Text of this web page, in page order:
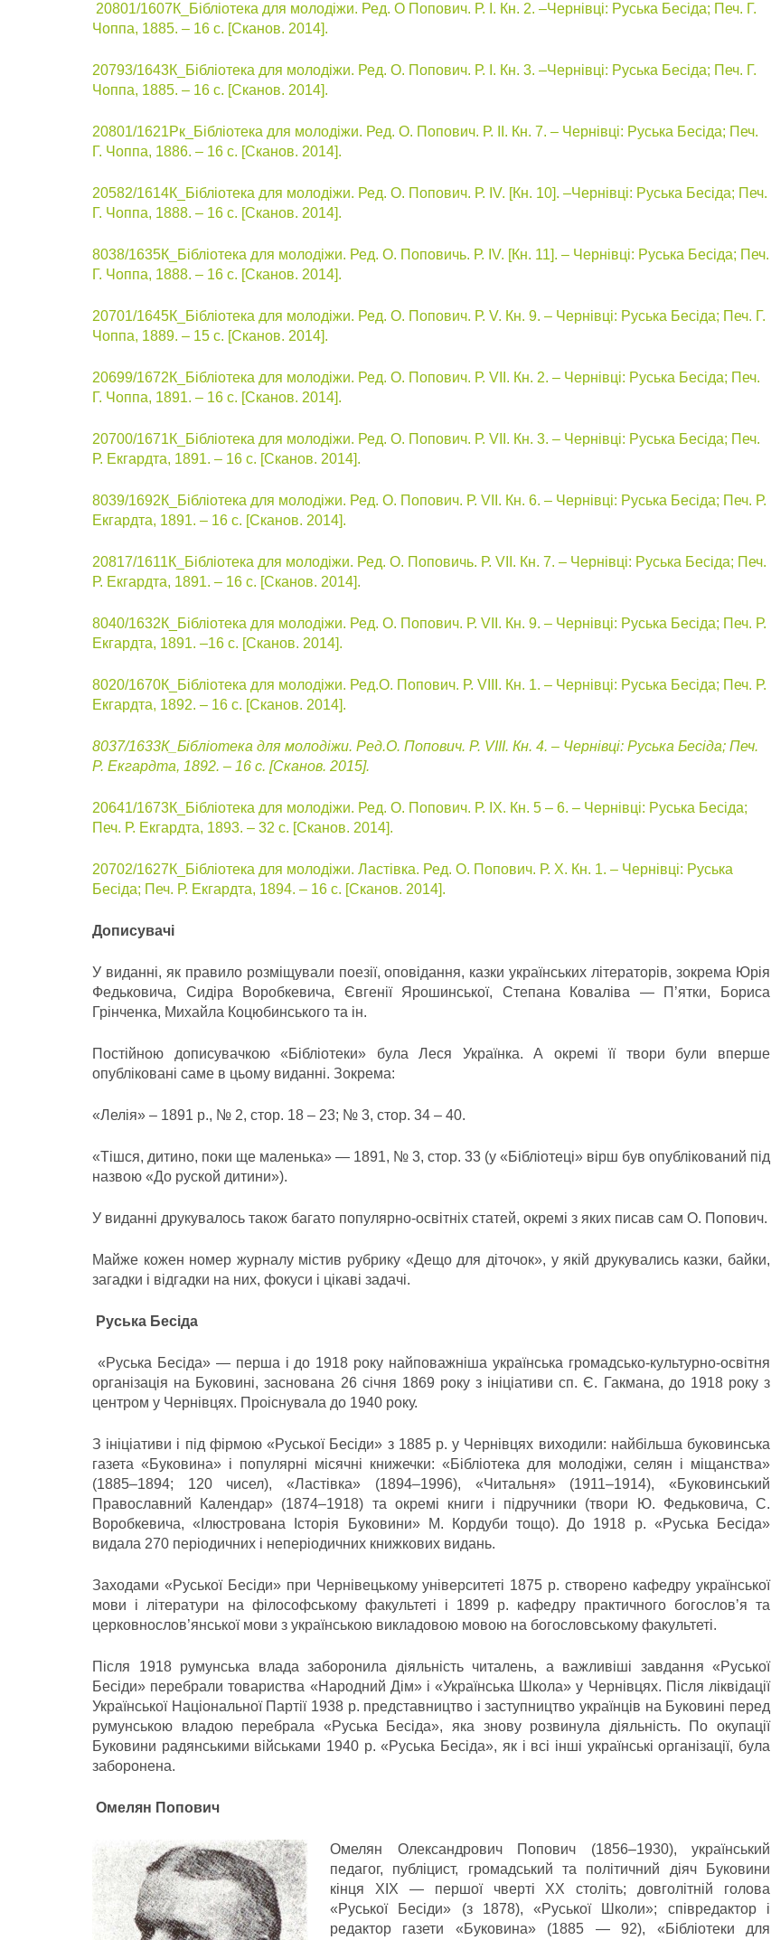
20801/1607К_Бібліотека для молодіжи. Ред. О Попович. Р. І. Кн. 2. –Чернівці: Руська Бесіда; Печ. Г.
Чоппа, 1885. – 16 с. [Сканов. 2014].
20793/1643К_Бібліотека для молодіжи. Ред. О. Попович. Р. І. Кн. 3. –Чернівці: Руська Бесіда; Печ. Г.
Чоппа, 1885. – 16 с. [Сканов. 2014].
20801/1621Рк_Бібліотека для молодіжи. Ред. О. Попович. Р. ІІ. Кн. 7. – Чернівці: Руська Бесіда; Печ.
Г. Чоппа, 1886. – 16 с. [Сканов. 2014].
20582/1614К_Бібліотека для молодіжи. Ред. О. Попович. Р. IV. [Кн. 10]. –Чернівці: Руська Бесіда; Печ.
Г. Чоппа, 1888. – 16 с. [Сканов. 2014].
8038/1635К_Бібліотека для молодіжи. Ред. О. Поповичь. Р. IV. [Кн. 11]. – Чернівці: Руська Бесіда; Печ.
Г. Чоппа, 1888. – 16 с. [Сканов. 2014].
20701/1645К_Бібліотека для молодіжи. Ред. О. Попович. Р. V. Кн. 9. – Чернівці: Руська Бесіда; Печ. Г.
Чоппа, 1889. – 15 с. [Сканов. 2014].
20699/1672К_Бібліотека для молодіжи. Ред. О. Попович. Р. VII. Кн. 2. – Чернівці: Руська Бесіда; Печ.
Г. Чоппа, 1891. – 16 с. [Сканов. 2014].
20700/1671К_Бібліотека для молодіжи. Ред. О. Попович. Р. VII. Кн. 3. – Чернівці: Руська Бесіда; Печ.
Р. Екгардта, 1891. – 16 с. [Сканов. 2014].
8039/1692К_Бібліотека для молодіжи. Ред. О. Попович. Р. VII. Кн. 6. – Чернівці: Руська Бесіда; Печ. Р.
Екгардта, 1891. – 16 с. [Сканов. 2014].
20817/1611К_Бібліотека для молодіжи. Ред. О. Поповичь. Р. VII. Кн. 7. – Чернівці: Руська Бесіда; Печ.
Р. Екгардта, 1891. – 16 с. [Сканов. 2014].
8040/1632К_Бібліотека для молодіжи. Ред. О. Попович. Р. VII. Кн. 9. – Чернівці: Руська Бесіда; Печ. Р.
Екгардта, 1891. –16 с. [Сканов. 2014].
8020/1670К_Бібліотека для молодіжи. Ред.О. Попович. Р. VIIІ. Кн. 1. – Чернівці: Руська Бесіда; Печ. Р.
Екгардта, 1892. – 16 с. [Сканов. 2014].
8037/1633К_Бібліотека для молодіжи. Ред.О. Попович. Р. VIIІ. Кн. 4. – Чернівці: Руська Бесіда; Печ.
Р. Екгардта, 1892. – 16 с. [Сканов. 2015].
20641/1673К_Бібліотека для молодіжи. Ред. О. Попович. Р. IX. Кн. 5 – 6. – Чернівці: Руська Бесіда;
Печ. Р. Екгардта, 1893. – 32 с. [Сканов. 2014].
20702/1627К_Бібліотека для молодіжи. Ластівка. Ред. О. Попович. Р. X. Кн. 1. – Чернівці: Руська
Бесіда; Печ. Р. Екгардта, 1894. – 16 с. [Сканов. 2014].
Дописувачі
У виданні, як правило розміщували поезії, оповідання, казки українських літераторів, зокрема Юрія
Федьковича, Сидіра Воробкевича, Євгенії Ярошинської, Степана Коваліва — П’ятки, Бориса
Грінченка, Михайла Коцюбинського та ін.
Постійною дописувачкою «Бібліотеки» була Леся Українка. А окремі її твори були вперше
опубліковані саме в цьому виданні. Зокрема:
«Лелія» – 1891 р., № 2, стор. 18 – 23; № 3, стор. 34 – 40.
«Тішся, дитино, поки ще маленька» — 1891, № 3, стор. 33 (у «Бібліотеці» вірш був опублікований під
назвою «До руской дитини»).
У виданні друкувалось також багато популярно-освітніх статей, окремі з яких писав сам О. Попович.
Майже кожен номер журналу містив рубрику «Дещо для діточок», у якій друкувались казки, байки,
загадки і відгадки на них, фокуси і цікаві задачі.
Руська Бесіда
«Руська Бесіда» — перша і до 1918 року найповажніша українська громадсько-культурно-освітня
організація на Буковині, заснована 26 січня 1869 року з ініціативи сп. Є. Гакмана, до 1918 року з
центром у Чернівцях. Проіснувала до 1940 року.
З ініціативи і під фірмою «Руської Бесіди» з 1885 р. у Чернівцях виходили: найбільша буковинська
газета «Буковина» і популярні місячні книжечки: «Бібліотека для молодіжи, селян і міщанства»
(1885–1894; 120 чисел), «Ластівка» (1894–1996), «Читальня» (1911–1914), «Буковинський
Православний Календар» (1874–1918) та окремі книги і підручники (твори Ю. Федьковича, С.
Воробкевича, «Ілюстрована Історія Буковини» М. Кордуби тощо). До 1918 р. «Руська Бесіда»
видала 270 періодичних і неперіодичних книжкових видань.
Заходами «Руської Бесіди» при Чернівецькому університеті 1875 р. створено кафедру української
мови і літератури на філософському факультеті і 1899 р. кафедру практичного богослов’я та
церковнослов’янської мови з українською викладовою мовою на богословському факультеті.
Після 1918 румунська влада заборонила діяльність читалень, а важливіші завдання «Руської
Бесіди» перебрали товариства «Народний Дім» і «Українська Школа» у Чернівцях. Після ліквідації
Української Національної Партії 1938 р. представництво і заступництво українців на Буковині перед
румунською владою перебрала «Руська Бесіда», яка знову розвинула діяльність. По окупації
Буковини радянськими військами 1940 р. «Руська Бесіда», як і всі інші українські організації, була
заборонена.
Омелян Попович
Омелян Олександрович Попович (1856–1930), український
педагог, публіцист, громадський та політичний діяч Буковини
кінця ХІХ — першої чверті ХХ століть; довголітній голова
«Руської Бесіди» (з 1878), «Руської Школи»; співредактор і
редактор газети «Буковина» (1885 — 92), «Бібліотеки для